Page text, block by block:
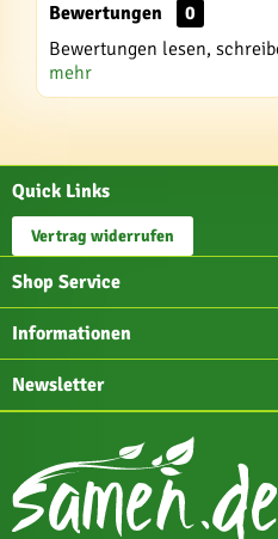
Bewertungen
0
Bewertungen lesen,
mehr
Quick Links
Vertrag widerrufen
Shop Service
Informationen
Newsletter